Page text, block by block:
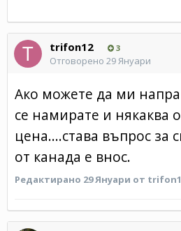
trifon12 3
Отговорено 29 Януари
Ако можете да ми
се намирате и някаква
цена....става въпрос за
от канада е внос.
Редактирано 29 Януари от